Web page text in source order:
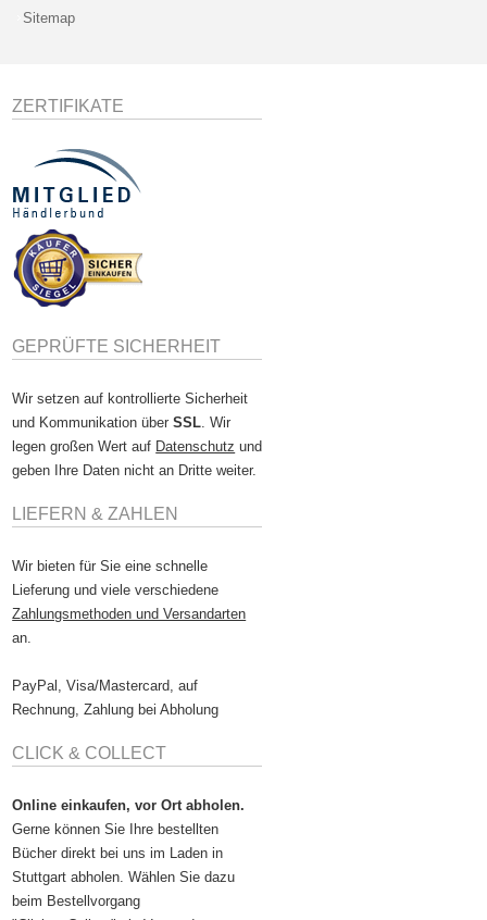
Sitemap
ZERTIFIKATE
GEPRÜFTE SICHERHEIT
Wir setzen auf kontrollierte Sicherheit
und Kommunikation überSSL. Wir
legen großen Wert auf Datenschutz und
geben Ihre Daten nicht an Dritte weiter.
LIEFERN & ZAHLEN
Wir bieten für Sie eine schnelle
Lieferung und viele verschiedene
Zahlungsmethoden und Versandarten
an.
PayPal, Visa/Mastercard, auf
Rechnung, Zahlung bei Abholung
CLICK & COLLECT
Online einkaufen, vor Ort abholen.
Gerne können Sie Ihre bestellten
Bücher direkt bei uns im Laden in
Stuttgart abholen. Wählen Sie dazu
beim Bestellvorgang